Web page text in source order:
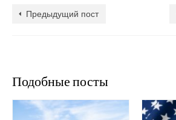
Предыдущий пост
Подобные посты